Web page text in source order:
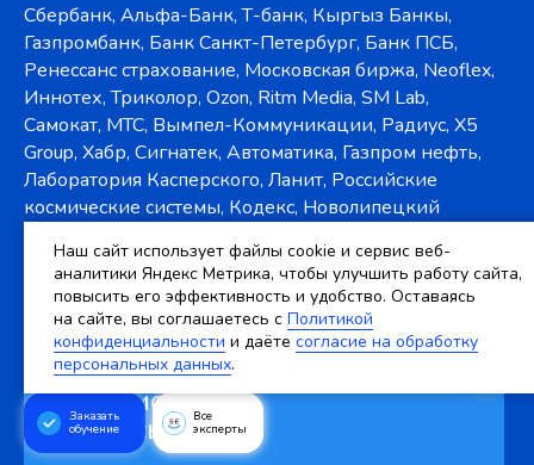
Заказать
обучение
Все
эксперты
Сбербанк, Альфа-Банк, Т-банк, Кыргыз Банкы,
Газпромбанк, Банк Санкт-Петербург, Банк ПСБ,
Ренессанс страхование, Московская биржа, Neoflex,
Иннотех, Триколор, Ozon, Ritm Media, SM Lab,
Самокат, МТС, Вымпел-Коммуникации, Радиус, X5
Group, Хабр, Сигнатек, Автоматика, Газпром нефть,
Лаборатория Касперского, Ланит, Российские
космические системы, Кодекс, Новолипецкий
металлургический комбинат
Остались
вопросы?
Наш сайт использует файлы cookie и сервис веб-
аналитики Яндекс Метрика, чтобы улучшить работу сайта,
повысить его эффективность и удобство. Оставаясь
на сайте, вы соглашаетесь c Политикой
конфиденциальности и даёте согласие на обработку
персональных данных.